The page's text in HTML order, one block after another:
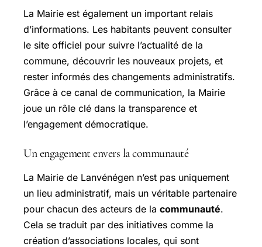
La Mairie est également un important relais
d’informations. Les habitants peuvent consulter
le site officiel pour suivre l’actualité de la
commune, découvrir les nouveaux projets, et
rester informés des changements administratifs.
Grâce à ce canal de communication, la Mairie
joue un rôle clé dans la transparence et
l’engagement démocratique.
Un engagement envers la communauté
La Mairie de Lanvénégen n’est pas uniquement
un lieu administratif, mais un véritable partenaire
pour chacun des acteurs de la communauté.
Cela se traduit par des initiatives comme la
création d’associations locales, qui sont